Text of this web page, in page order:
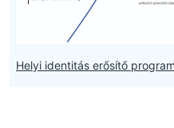
Helyi identitás erősítő